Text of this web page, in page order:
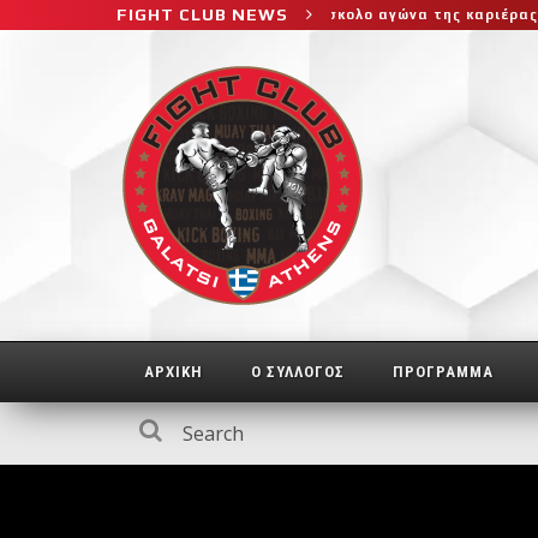
FIGHT CLUB NEWS
στο μεγαλύτερο και πιο δύσκολο αγώνα της καριέρας της,
ΑΡΧΙΚΗ Ο ΣΥΛΛΟΓΟΣ ΠΡΟΓΡΑΜΜΑ